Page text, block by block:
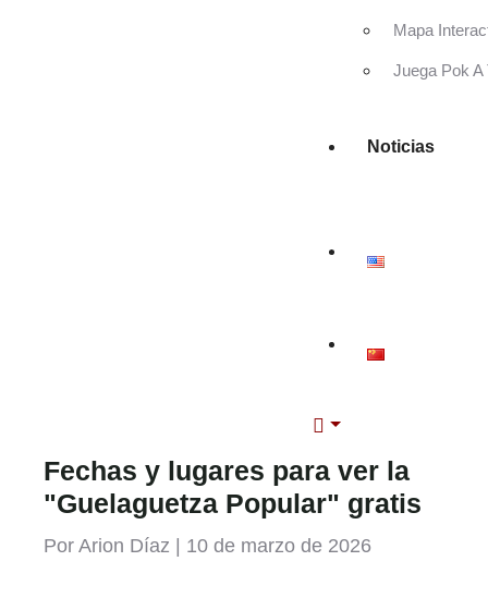
Mapa
Juega Pok A
Noticias
Fechas y lugares para ver la
"Guelaguetza Popular" gratis
Por Arion Díaz | 10 de marzo de 2026